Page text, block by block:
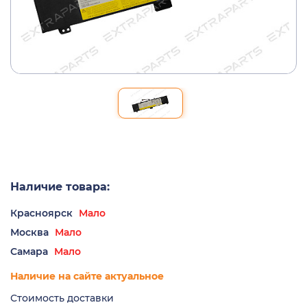
Наличие товара:
Красноярск Мало
Москва Мало
Самара Мало
Наличие на сайте актуальное
Стоимость доставки